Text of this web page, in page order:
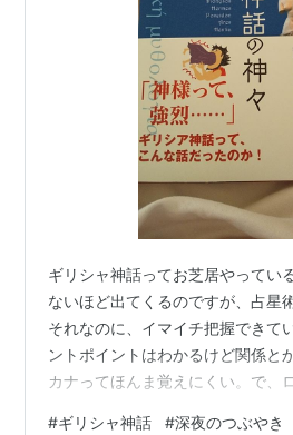
ギリシャ神話ってお芝居やってい
ないほど出てくるのですが、占星
それなのに、イマイチ把握できて
ントポイントはわかるけど関係と
カナってほんま覚えにくい。で、
#ギリシャ神話 #深夜のつぶやき